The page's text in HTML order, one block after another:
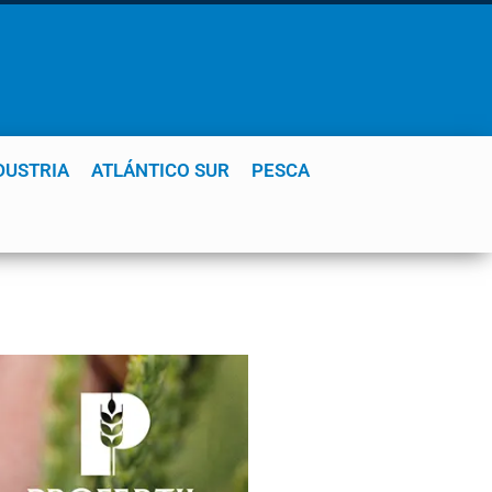
ATLÁNTICO SUR PESCA